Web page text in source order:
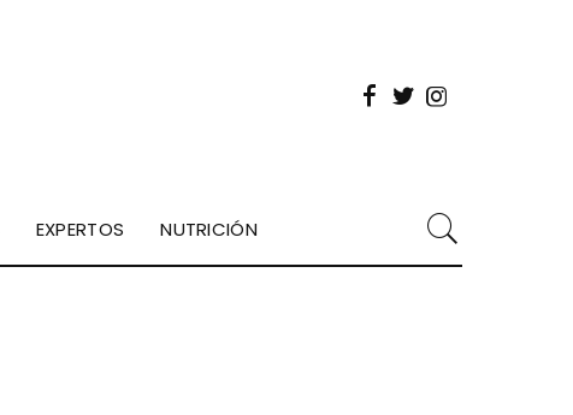
EXPERTOS NUTRICIÓN